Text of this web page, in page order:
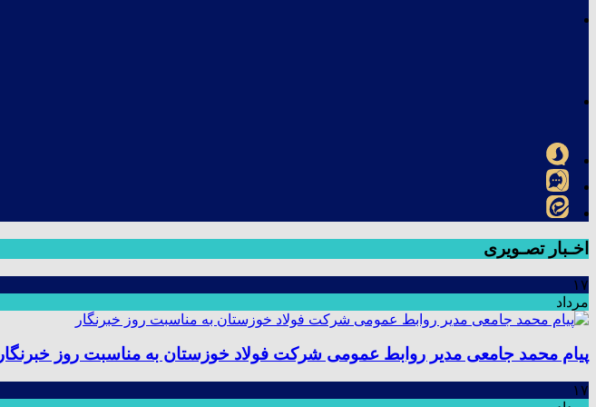
اخـبار تصـویری
۱۷
مرداد
پیام محمد جامعی مدیر روابط عمومی شرکت فولاد خوزستان به مناسبت روز خبرنگار
۱۷